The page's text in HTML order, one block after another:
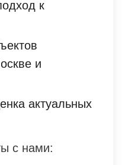
к
и
актуальных
с нами: